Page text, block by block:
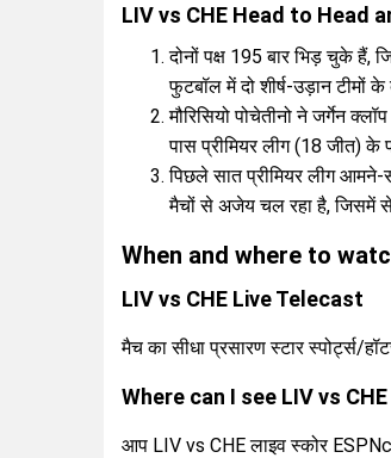
LIV vs CHE Head to Head
दोनों पक्ष 195 बार भिड़ चुके
फुटबॉल में दो शीर्ष-उड़ान टीमों
मौरिसियो पोचेतीनो ने जर्गेन
पास प्रीमियर लीग (18 जीत) के
पिछले सात प्रीमियर लीग आमने-
मैचों से अजेय चल रहा है, जिसमें
When and where to
LIV vs CHE Live Telecast
मैच का सीधा प्रसारण स्टार स्पोर्ट्स/
Where can I see LIV vs
आप LIV vs CHE लाइव स्कोर